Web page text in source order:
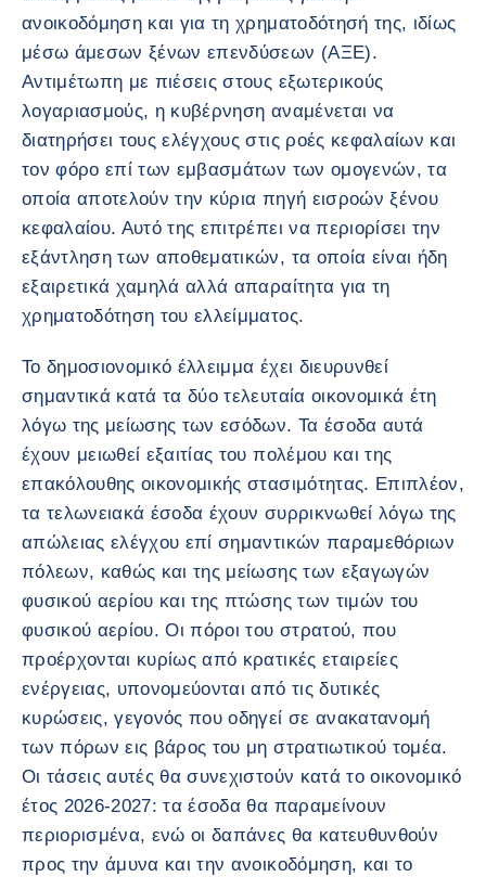
ανοικοδόμηση και για τη χρηματοδότησή της, ιδίως
μέσω άμεσων ξένων επενδύσεων (ΑΞΕ).
Αντιμέτωπη με πιέσεις στους εξωτερικούς
λογαριασμούς, η κυβέρνηση αναμένεται να
διατηρήσει τους ελέγχους στις ροές κεφαλαίων και
τον φόρο επί των εμβασμάτων των ομογενών, τα
οποία αποτελούν την κύρια πηγή εισροών ξένου
κεφαλαίου. Αυτό της επιτρέπει να περιορίσει την
εξάντληση των αποθεματικών, τα οποία είναι ήδη
εξαιρετικά χαμηλά αλλά απαραίτητα για τη
χρηματοδότηση του ελλείμματος.
Το δημοσιονομικό έλλειμμα έχει διευρυνθεί
σημαντικά κατά τα δύο τελευταία οικονομικά έτη
λόγω της μείωσης των εσόδων. Τα έσοδα αυτά
έχουν μειωθεί εξαιτίας του πολέμου και της
επακόλουθης οικονομικής στασιμότητας. Επιπλέον,
τα τελωνειακά έσοδα έχουν συρρικνωθεί λόγω της
απώλειας ελέγχου επί σημαντικών παραμεθόριων
πόλεων, καθώς και της μείωσης των εξαγωγών
φυσικού αερίου και της πτώσης των τιμών του
φυσικού αερίου. Οι πόροι του στρατού, που
προέρχονται κυρίως από κρατικές εταιρείες
ενέργειας, υπονομεύονται από τις δυτικές
κυρώσεις, γεγονός που οδηγεί σε ανακατανομή
των πόρων εις βάρος του μη στρατιωτικού τομέα.
Οι τάσεις αυτές θα συνεχιστούν κατά το οικονομικό
έτος 2026-2027: τα έσοδα θα παραμείνουν
περιορισμένα, ενώ οι δαπάνες θα κατευθυνθούν
προς την άμυνα και την ανοικοδόμηση, και το